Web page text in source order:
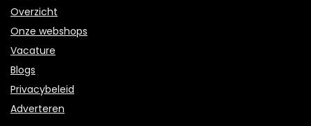
Overzicht
Onze webshops
Vacature
Blogs
Privacybeleid
Adverteren